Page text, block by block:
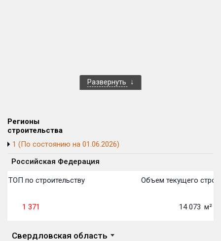
Блокированных домов
Домов с апартаментами
Блокированных домов
Квартир, апартаментов,
блоков в БД
56 039 из 56 039
Развернуть
Регионы
строительства
1 (По состоянию на 01.06.2026)
Российская Федерация
ТОП по строительству
1 371
Объем текущего
14 073м²
Свердловская область